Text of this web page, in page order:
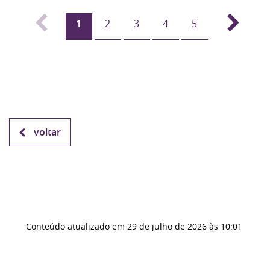
1 2 3 4 5
voltar
Conteúdo atualizado em 29 de julho de 2026 às 10:01